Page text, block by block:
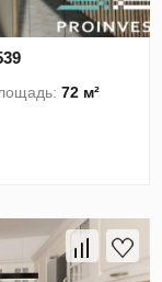
72 м²